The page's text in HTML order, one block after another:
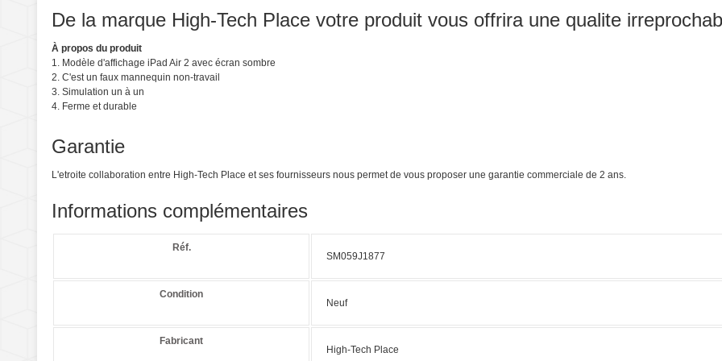
De la marque High-Tech Place votre produit vous offrira une qualite
À propos du produit
1. Modèle d'affichage iPad Air 2 avec écran sombre
2. C'est un faux mannequin non-travail
3. Simulation un à un
4. Ferme et durable
Garantie
L'etroite collaboration entre High-Tech Place et ses fournisseurs nous permet de vous proposer une garantie commerciale de 2 ans.
Informations complémentaires
Réf.
SM059J1877
Condition
Neuf
Fabricant
High-Tech Place